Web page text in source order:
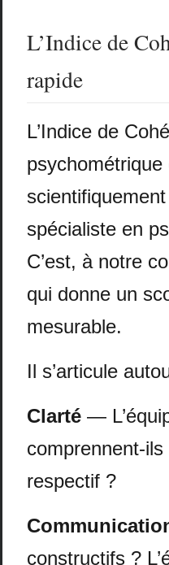
L’Indice de
rapide
L’Indice de
spécialiste en
C’est, à notre
qui donne un
mesurable.
Il s’articule
Clarté—
comprennent-
respectif ?
constructifs ?